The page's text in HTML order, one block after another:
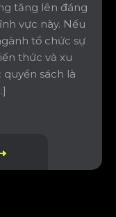
tăng lên đáng
vực này. Nếu
tổ chức sự
thức và xu
sách là